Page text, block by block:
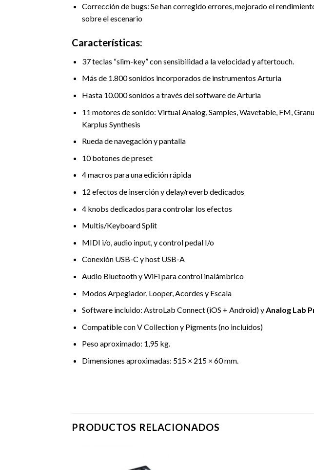
Corrección de bugs: Se han corregido errores, mejorado el
sobre el escenario
Características:
37 teclas “slim-key” con sensibilidad a la velocidad y aftertouch.
Más de 1.800 sonidos incorporados de instrumentos Arturia
Hasta 10.000 sonidos a través del software de Arturia
11 motores de sonido: Virtual Analog, Samples, Wavetable, FM,
Karplus Synthesis
Rueda de navegación y pantalla
10 botones de preset
4 macros para una edición rápida
12 efectos de inserción y delay/reverb dedicados
4 knobs dedicados para controlar los efectos
Multis/Keyboard Split
MIDI i/o, audio input, y control pedal I/o
Conexión USB-C y host USB-A
Audio Bluetooth y WiFi para control inalámbrico
Modos Arpegiador, Looper, Acordes y Escala
Software incluido: AstroLab Connect (iOS + Android) yAnalog Lab
Compatible con V Collection y Pigments (no incluidos)
Peso aproximado: 1,95 kg.
Dimensiones aproximadas: 515 × 215 × 60 mm.
PRODUCTOS RELACIONADOS